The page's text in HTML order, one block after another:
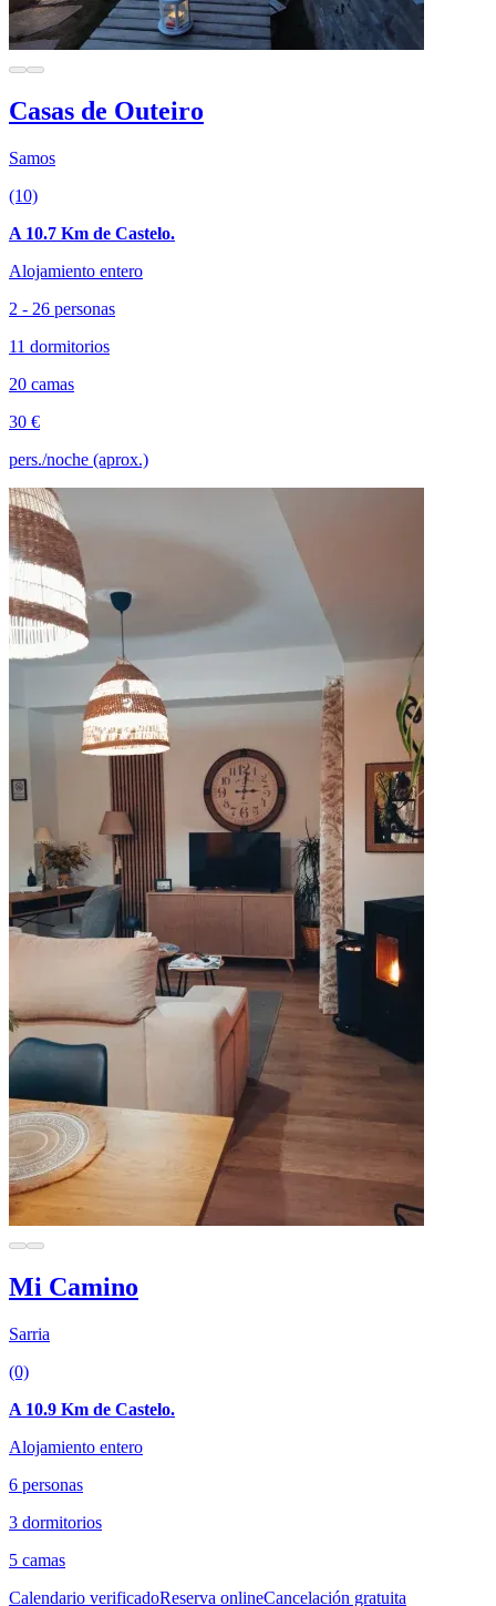
Casas de Outeiro
Samos
(10)
A 10.7 Km de Castelo.
Alojamiento entero
2 - 26 personas
11 dormitorios
20 camas
30 €
pers./noche (aprox.)
Mi Camino
Sarria
(0)
A 10.9 Km de Castelo.
Alojamiento entero
6 personas
3 dormitorios
5 camas
Calendario verificadoReserva onlineCancelación gratuita